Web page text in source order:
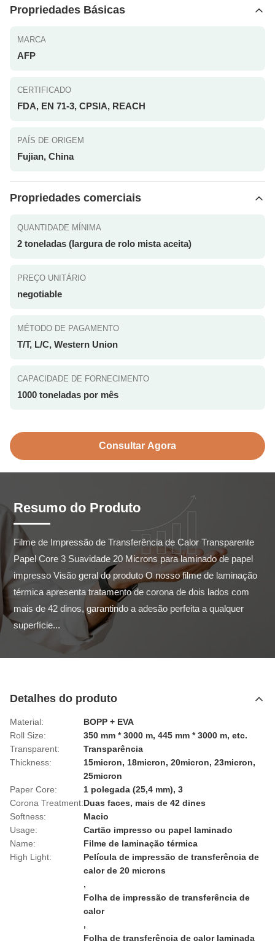
Propriedades Básicas
MARCA
AFP
CERTIFICADO
FDA, EN 71-3, CPSIA, REACH
PAÍS DE ORIGEM
Fujian, China
Propriedades comerciais
QUANTIDADE MÍNIMA
2 toneladas (largura de rolo mista aceita)
PREÇO UNITÁRIO
negotiable
MÉTODO DE PAGAMENTO
T/T, L/C, Western Union
CAPACIDADE DE FORNECIMENTO
1000 toneladas por mês
Consultar Agora
Resumo do Produto
Filme de Impressão de Transferência de Calor Transparente
Papel Core 3 Suavidade 20 Microns para laminado de papel
impresso Visão geral do produto O nosso filme de laminação
térmica apresenta tratamento de corona de dois lados com
mais de 42 dinos, garantindo a adesão perfeita a qualquer
superfície...
Detalhes do produto
Material:
BOPP + EVA
Roll Size:
350 mm * 3000 m, 445 mm * 3000 m, etc.
Transparent:
Transparência
Thickness:
15micron, 18micron, 20micron, 23micron,
25micron
Paper Core:
1 polegada (25,4 mm), 3
Corona Treatment:Duas faces, mais de 42 dines
Softness:
Macio
Usage:
Cartão impresso ou papel laminado
Name:
Filme de laminação térmica
High Light:
Película de impressão de transferência de
calor de 20 microns
,
Folha de impressão de transferência de
calor
,
Folha de transferência de calor laminada